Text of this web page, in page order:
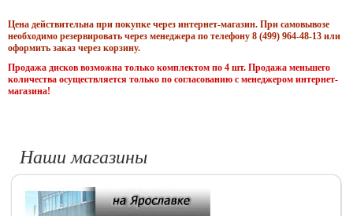
Цена действительна при покупке через интернет-магазин. При самовывозе
необходимо резервировать через менеджера по телефону 8 (499) 964-48-13 или
оформить заказ через корзину.
Продажа дисков возможна только комплектом по 4 шт. Продажа меньшего
количества осуществляется только по согласованию с менеджером интернет-
магазина!
Наши магазины